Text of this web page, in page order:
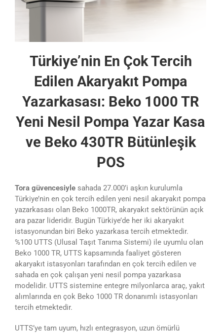
Türkiye’nin En Çok Tercih
Edilen Akaryakıt Pompa
Yazarkasası: Beko 1000 TR
Yeni Nesil Pompa Yazar Kasa
ve Beko 430TR Bütünleşik
POS
Tora güvencesiyle sahada 27.000’i aşkın kurulumla
Türkiye’nin en çok tercih edilen yeni nesil akaryakıt pompa
yazarkasası olan Beko 1000TR, akaryakıt sektörünün açık
ara pazar lideridir. Bugün Türkiye’de her iki akaryakıt
istasyonundan biri Beko yazarkasa tercih etmektedir.
%100 UTTS (Ulusal Taşıt Tanıma Sistemi) ile uyumlu olan
Beko 1000 TR, UTTS kapsamında faaliyet gösteren
akaryakıt istasyonları tarafından en çok tercih edilen ve
sahada en çok çalışan yeni nesil pompa yazarkasa
modelidir. UTTS sistemine entegre milyonlarca araç, yakıt
alımlarında en çok Beko 1000 TR donanımlı istasyonları
tercih etmektedir.
UTTS’ye tam uyum, hızlı entegrasyon, uzun ömürlü